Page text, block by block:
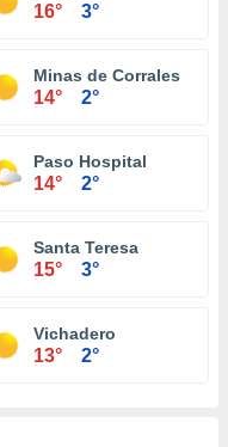
16° 3°
Minas de Corrales
14° 2°
Paso Hospital
14° 2°
Santa Teresa
15° 3°
Vichadero
13° 2°